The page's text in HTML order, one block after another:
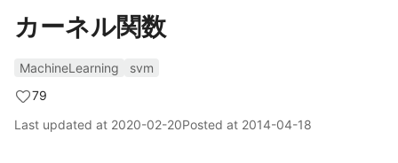
カーネル関数
MachineLearning
svm
79
Last updated at 2020-02-20Posted at 2014-04-18